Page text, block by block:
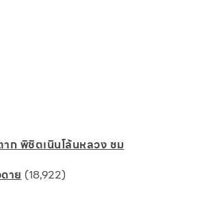
ก พิชิตเนินโล้นหลวง ชม
าย(18,922)